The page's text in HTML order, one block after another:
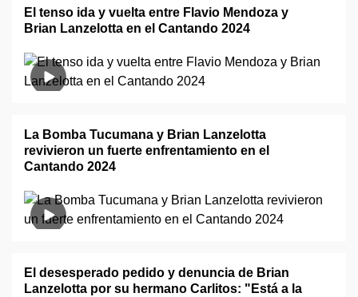
El tenso ida y vuelta entre Flavio Mendoza y
Brian Lanzelotta en el Cantando 2024
La Bomba Tucumana y Brian Lanzelotta
revivieron un fuerte enfrentamiento en el
Cantando 2024
El desesperado pedido y denuncia de Brian
Lanzelotta por su hermano Carlitos: "Está a la